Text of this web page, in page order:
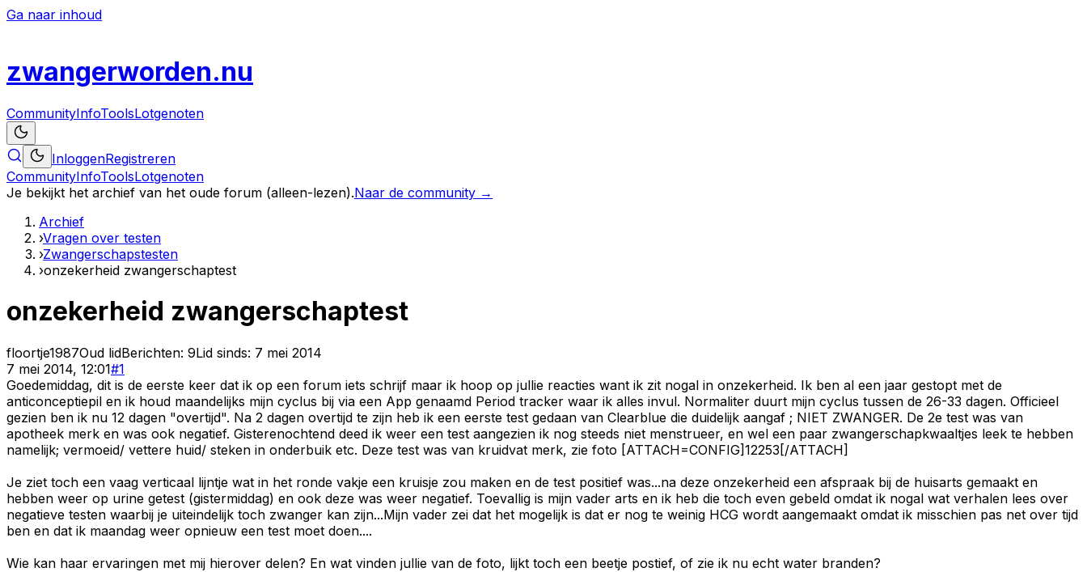
Ga naar inhoud
zwangerworden.nu
CommunityInfoToolsLotgenoten
InloggenRegistreren
CommunityInfoToolsLotgenoten
Je bekijkt het archief van het oude forum (alleen-lezen).Naar de community →
Archief
›Vragen over testen
›Zwangerschapstesten
›onzekerheid zwangerschaptest
onzekerheid zwangerschaptest
floortje1987Oud lidBerichten: 9Lid sinds: 7 mei 2014
7 mei 2014, 12:01#1
Goedemiddag, dit is de eerste keer dat ik op een forum iets schrijf maar ik hoop op jullie reacties want ik zit nogal in onzekerheid. Ik ben al een jaar gestopt met de
anticonceptiepil en ik houd maandelijks mijn cyclus bij via een App genaamd Period tracker waar ik alles invul. Normaliter duurt mijn cyclus tussen de 26-33 dagen. Officieel
gezien ben ik nu 12 dagen "overtijd". Na 2 dagen overtijd te zijn heb ik een eerste test gedaan van Clearblue die duidelijk aangaf ; NIET ZWANGER. De 2e test was van
apotheek merk en was ook negatief. Gisterenochtend deed ik weer een test aangezien ik nog steeds niet menstrueer, en wel een paar zwangerschapkwaaltjes leek te hebben
namelijk; vermoeid/ vettere huid/ steken in onderbuik etc. Deze test was van kruidvat merk, zie foto [ATTACH=CONFIG]12253[/ATTACH]
Je ziet toch een vaag verticaal lijntje wat in het ronde vakje een kruisje zou maken en de test positief was...na deze onzekerheid een afspraak bij de huisarts gemaakt en
hebben weer op urine getest (gistermiddag) en ook deze was weer negatief. Toevallig is mijn vader arts en ik heb die toch even gebeld omdat ik nogal wat verhalen lees over
negatieve testen waarbij je uiteindelijk toch zwanger kan zijn...Mijn vader zei dat het mogelijk is dat er nog te weinig HCG wordt aangemaakt omdat ik misschien pas net over tijd
ben en dat ik maandag weer opnieuw een test moet doen....
Wie kan haar ervaringen met mij hierover delen? En wat vinden jullie van de foto, lijkt toch een beetje postief, of zie ik nu echt water branden?